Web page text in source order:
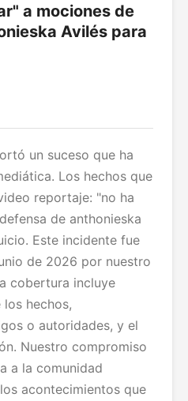
a mociones de
Avilés para
un suceso que ha
Los hechos que
reportaje: "no ha
de anthonieska
Este incidente fue
de 2026 por nuestro
cobertura incluye
hechos,
o autoridades, y el
Nuestro compromiso
a la comunidad
acontecimientos que